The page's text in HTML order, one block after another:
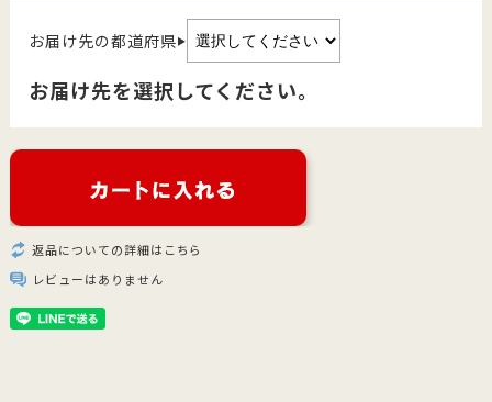
お届け先の都道府県▶
お届け先を選択してください。
返品についての詳細はこちら
レビューはありません